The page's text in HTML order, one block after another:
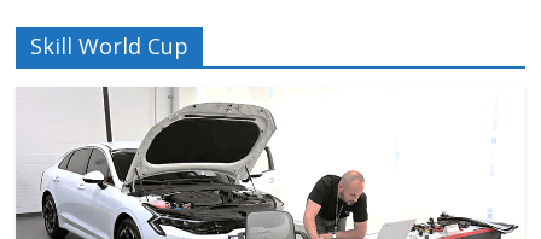
Skill World Cup